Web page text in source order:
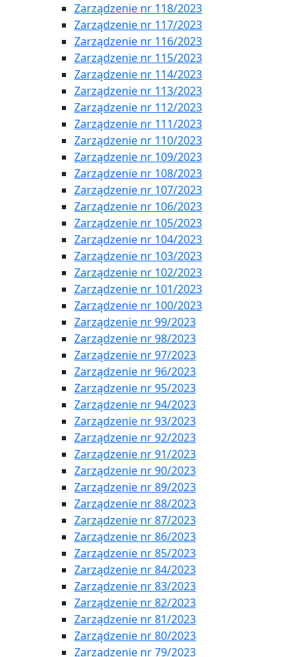
Zarządzenie nr 118/2023
Zarządzenie nr 117/2023
Zarządzenie nr 116/2023
Zarządzenie nr 115/2023
Zarządzenie nr 114/2023
Zarządzenie nr 113/2023
Zarządzenie nr 112/2023
Zarządzenie nr 111/2023
Zarządzenie nr 110/2023
Zarządzenie nr 109/2023
Zarządzenie nr 108/2023
Zarządzenie nr 107/2023
Zarządzenie nr 106/2023
Zarządzenie nr 105/2023
Zarządzenie nr 104/2023
Zarządzenie nr 103/2023
Zarządzenie nr 102/2023
Zarządzenie nr 101/2023
Zarządzenie nr 100/2023
Zarządzenie nr 99/2023
Zarządzenie nr 98/2023
Zarządzenie nr 97/2023
Zarządzenie nr 96/2023
Zarządzenie nr 95/2023
Zarządzenie nr 94/2023
Zarządzenie nr 93/2023
Zarządzenie nr 92/2023
Zarządzenie nr 91/2023
Zarządzenie nr 90/2023
Zarządzenie nr 89/2023
Zarządzenie nr 88/2023
Zarządzenie nr 87/2023
Zarządzenie nr 86/2023
Zarządzenie nr 85/2023
Zarządzenie nr 84/2023
Zarządzenie nr 83/2023
Zarządzenie nr 82/2023
Zarządzenie nr 81/2023
Zarządzenie nr 80/2023
Zarządzenie nr 79/2023